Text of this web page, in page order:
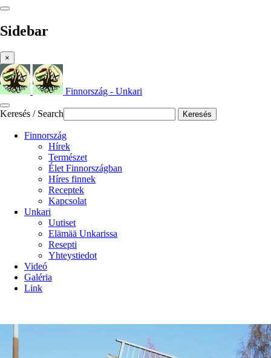
Sidebar
×
Finnország - Unkari
Keresés / Search Keresés
Finnország
Hírek
Természet
Élet Finnországban
Híres finnek
Receptek
Kapcsolat
Unkari
Uutiset
Elämää Unkarissa
Resepti
Yhteystiedot
Videó
Galéria
Link